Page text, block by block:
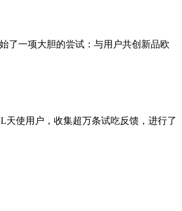
一项大胆的尝试：与用户共创新品欧
使用户，收集超万条试吃反馈，进行了